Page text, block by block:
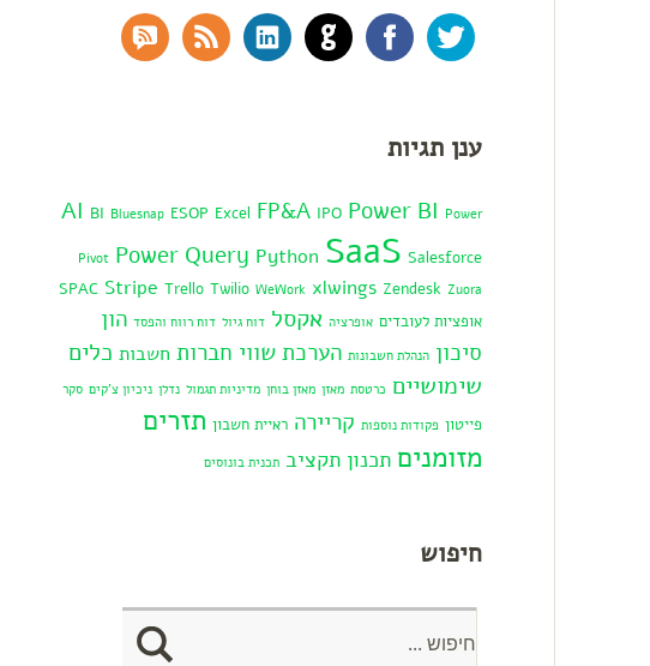
Twitter
Facebook
GitHub
LinkedIn
RSS Feed
ענן תגיות
AI BI Bluesnap ESOP Excel FP&A IPO Power BI Power
Pivot Power Query Python SaaS Salesforce
SPAC Stripe Trello Twilio WeWork xlwings Zendesk Zuora
אופציות לעובדים אופרציה אקסל דוח גיול דוח רווח והפסד הון
סיכון הנהלת חשבונות הערכת שווי חברות חשבות כלים
שימושיים כרטסת מאזן מאזן בוחן מדיניות תגמול נדלן ניכיון צ'קים סקר
פייטון פקודות נוספות קריירה ראיית חשבון תזרים
מזומנים תכנון תקציב תכנית בונוסים
חיפוש